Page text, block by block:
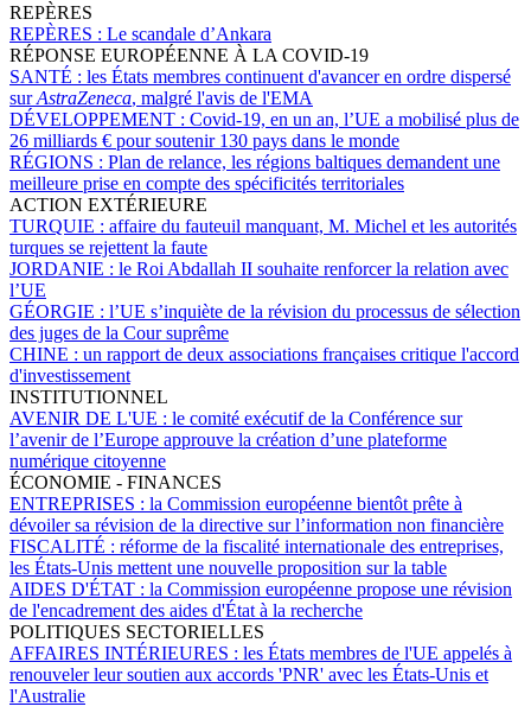
REPÈRES
REPÈRES : Le scandale d’Ankara
RÉPONSE EUROPÉENNE À LA COVID-19
SANTÉ : les États membres continuent d'avancer en ordre dispersé
surAstraZeneca, malgré l'avis de l'EMA
DÉVELOPPEMENT : Covid-19, en un an, l’UE a mobilisé plus de
26 milliards € pour soutenir 130 pays dans le monde
RÉGIONS : Plan de relance, les régions baltiques demandent une
meilleure prise en compte des spécificités territoriales
ACTION EXTÉRIEURE
TURQUIE : affaire du fauteuil manquant, M. Michel et les autorités
turques se rejettent la faute
JORDANIE : le Roi Abdallah II souhaite renforcer la relation avec
l’UE
GÉORGIE : l’UE s’inquiète de la révision du processus de sélection
des juges de la Cour suprême
CHINE : un rapport de deux associations françaises critique l'accord
d'investissement
INSTITUTIONNEL
AVENIR DE L'UE : le comité exécutif de la Conférence sur
l’avenir de l’Europe approuve la création d’une plateforme
numérique citoyenne
ÉCONOMIE - FINANCES
ENTREPRISES : la Commission européenne bientôt prête à
dévoiler sa révision de la directive sur l’information non financière
FISCALITÉ : réforme de la fiscalité internationale des entreprises,
les États-Unis mettent une nouvelle proposition sur la table
AIDES D'ÉTAT : la Commission européenne propose une révision
de l'encadrement des aides d'État à la recherche
POLITIQUES SECTORIELLES
AFFAIRES INTÉRIEURES : les États membres de l'UE appelés à
renouveler leur soutien aux accords 'PNR' avec les États-Unis et
l'Australie